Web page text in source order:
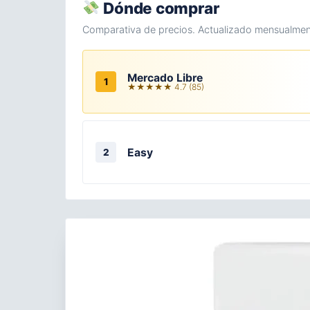
Dónde comprar
Comparativa de precios. Actualizado
1 Mercado Libre
★★★★★ 4.7 (85)
2 Easy